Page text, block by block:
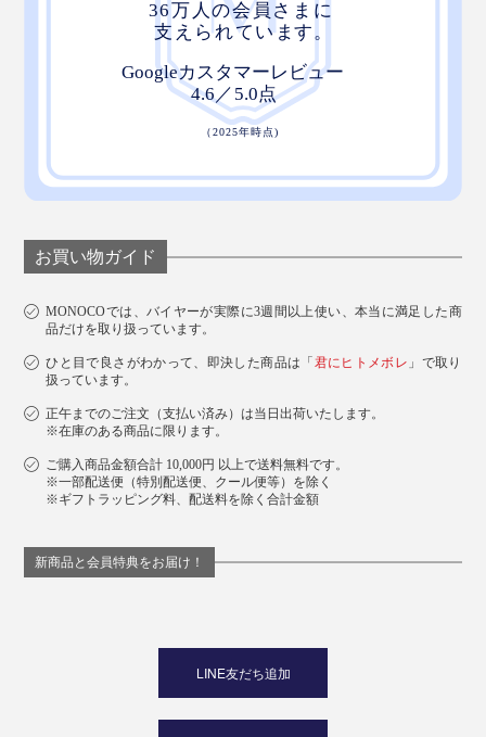
お買い物ガイド
MONOCOでは、バイヤーが実際に3週間以上使い、本当に満足した商
品だけを取り扱っています。
ひと目で良さがわかって、即決した商品は「 君にヒトメボレ 」で取り
扱っています。
正午までのご注文（支払い済み）は当日出荷いたします。
※在庫のある商品に限ります。
ご購入商品金額合計 10,000円 以上で送料無料です。
※一部配送便（特別配送便、クール便等）を除く
※ギフトラッピング料、配送料を除く合計金額
新商品と会員特典をお届け！
LINE友だち追加